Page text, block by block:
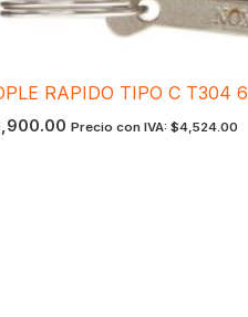
RAPIDO TIPO C T304 6
Precio con IVA: $4,524.00